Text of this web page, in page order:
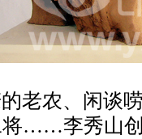
老农、闲谈
将……李秀山